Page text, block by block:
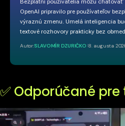
OpenAI pripravilo pre používateľov
výraznú zmenu. Umelá inteligencia
textové rozhovory prakticky bez
Autor:SLAVOMÍR DZURIČKO 8. augusta
✅ Odporúčané pre